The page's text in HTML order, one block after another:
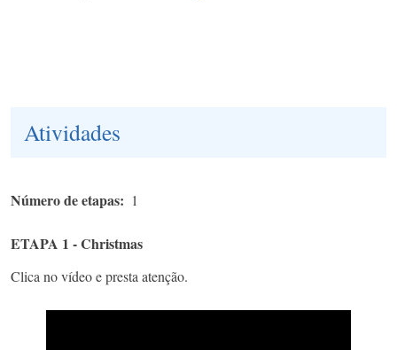
Atividades
Número de etapas 1
ETAPA 1 - Christmas
Clica no vídeo e presta atenção.